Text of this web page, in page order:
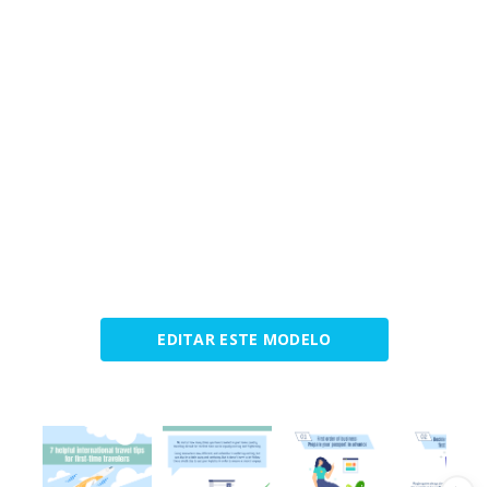
EDITAR ESTE MODELO